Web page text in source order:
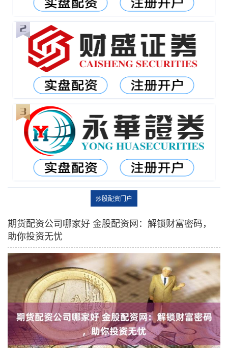
炒股配资门户
期货配资公司哪家好 金股配资网：解锁财富密码，
助你投资无忧